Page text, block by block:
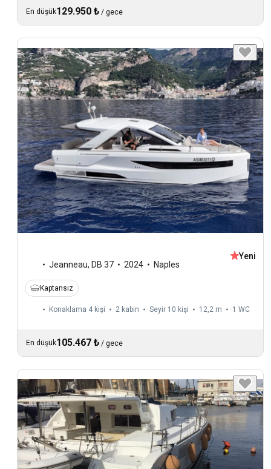
En düşük129.950 ₺ / gece
Jeanneau, DB 37 2024 Naples
Yeni
Kaptansız
Konaklama 4 kişi 2 kabin Seyir 10 kişi 12,2 m 1 WC
En düşük105.467 ₺ / gece